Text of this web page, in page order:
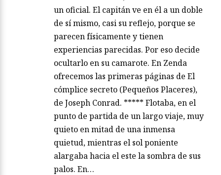
un oficial. El capitán ve en él a un doble
de sí mismo, casi su reflejo, porque se
parecen físicamente y tienen
experiencias parecidas. Por eso decide
ocultarlo en su camarote. En Zenda
ofrecemos las primeras páginas de El
cómplice secreto (Pequeños Placeres),
de Joseph Conrad. ***** Flotaba, en el
punto de partida de un largo viaje, muy
quieto en mitad de una inmensa
quietud, mientras el sol poniente
alargaba hacia el este la sombra de sus
palos. En…